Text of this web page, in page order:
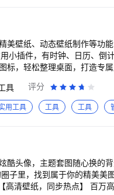
新惊喜！ 【功能加码不含糊
者、还是
壁纸秀秀都可以满足你的要
机屏保比朋友圈更精彩！
哦~
态壁纸制作等功能，让手机更个性、
小插件，有时钟、日历、倒
标，轻松整理桌面，打造专
气，桌面时钟，电量，倒数
有高频更新的二次元谷美、
～ 【DIY壁纸制作】：支持静态/动态壁纸制作，拥有各
：音乐、微信消息、蓝牙…统统可以一键上岛，根
在状态栏添加各种有趣的贴纸，可以灵活设置
以和好友实现互动，跟另一半
作设计，拥有超多风格超高清的桌
常用应用图标，助力用户
具 评分
用工具 工具 工具
随心换的背景图和心情图 数千万的图片，不
高清壁纸，同步热点】 百万